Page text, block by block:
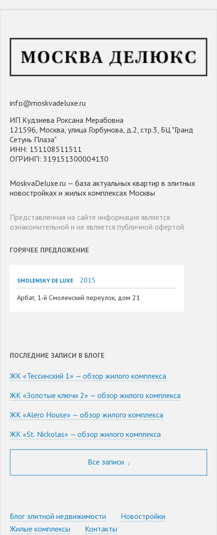
info@moskvadeluxe.ru
ИП Кудзиева Роксана Мерабовна
121596, Москва, улица Горбунова, д.2, стр.3, БЦ "Гранд
Сетунь Плаза"
ИНН: 151108511511
ОГРИНП: 319151300004130
MoskvaDeluxe.ru — база актуальных квартир в элитных
новостройках и жилых комплексах Москвы
Представленная на сайте информация является
ознакомительной и не является публичной офертой
ГОРЯЧЕЕ ПРЕДЛОЖЕНИЕ
SMOLENSKY DE LUXE
2015
Арбат, 1-й Смоленский переулок, дом 21
ПОСЛЕДНИЕ ЗАПИСИ В БЛОГЕ
ЖК «Тессинский 1» — обзор жилого комплекса
ЖК «Золотые ключи 2» — обзор жилого комплекса
ЖК «Alero House» — обзор жилого комплекса
ЖК «St. Nickolas» — обзор жилого комплекса
Все записи
Блог элитной недвижимости
Новостройки
Жилые комплексы
Контакты